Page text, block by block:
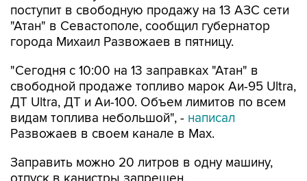
поступит в свободную продажу на 13 АЗС сети
"Атан" в Севастополе, сообщил губернатор
города Михаил Развожаев в пятницу.
"Сегодня с 10:00 на 13 заправках "Атан" в
свободной продаже топливо марок Аи-95 Ultra,
ДТ Ultra, ДТ и Аи-100. Объем лимитов по всем
видам топлива небольшой", - написал
Развожаев в своем канале в Max.
Заправить можно 20 литров в одну машину,